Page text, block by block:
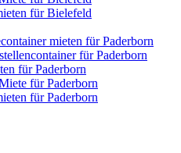
für Bielefeld
mieten für Paderborn
für Paderborn
für Paderborn
für Paderborn
für Paderborn